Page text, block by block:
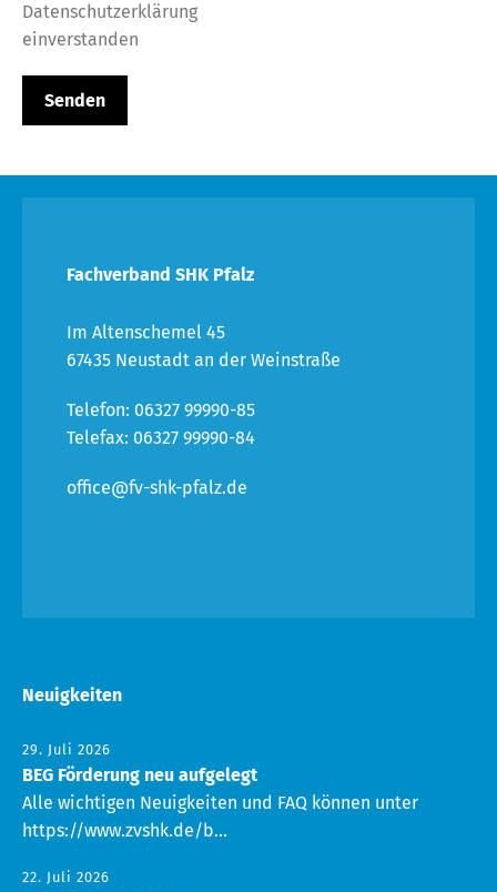
Datenschutzerklärung
einverstanden
Fachverband SHK Pfalz
Im Altenschemel 45
67435 Neustadt an der Weinstraße
Telefon: 06327 99990-85
Telefax: 06327 99990-84
office@fv-shk-pfalz.de
Neuigkeiten
29. Juli 2026
BEG Förderung neu aufgelegt
Alle wichtigen Neuigkeiten und FAQ können unter
https://www.zvshk.de/b...
22. Juli 2026